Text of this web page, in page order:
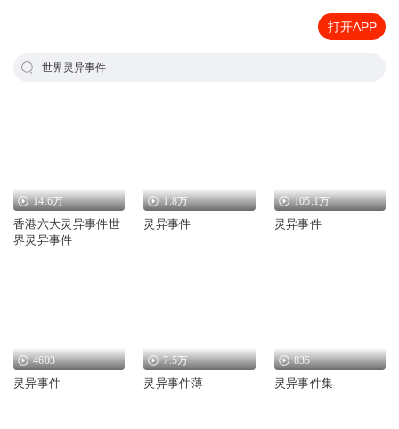
打开APP
世界灵异事件
14.6万
香港六大灵异事件世
界灵异事件
1.8万
灵异事件
105.1万
灵异事件
4603
灵异事件
7.5万
灵异事件薄
835
灵异事件集